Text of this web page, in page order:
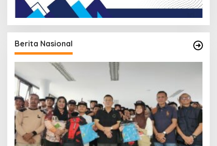
Berita Nasional